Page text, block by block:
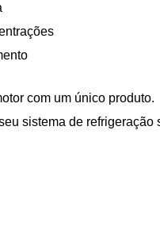
com um único produto.
sistema de refrigeração